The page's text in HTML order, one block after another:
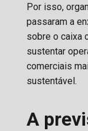
Por isso,
passaram a
sobre o caixa
sustentar
comerciais
sustentável.
A